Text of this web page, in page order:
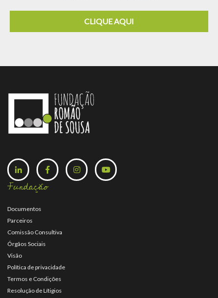
CLIQUE AQUI
Fundação
Documentos
Parceiros
Comissão Consultiva
Órgãos Sociais
Visão
Política de privacidade
Termos e Condições
Resolução de Lítigios